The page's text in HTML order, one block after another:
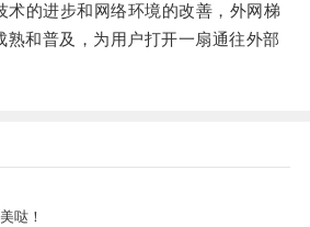
的进步和网络环境的改善，外网梯
熟和普及，为用户打开一扇通往外部
哒！